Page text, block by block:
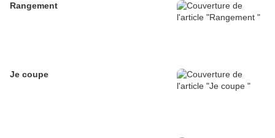
Rangement
Je coupe